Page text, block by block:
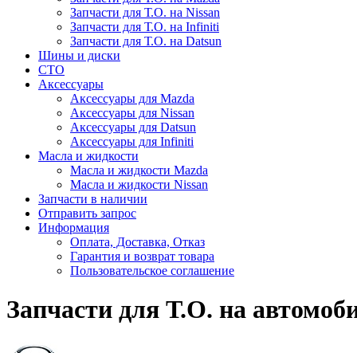
Запчасти для Т.О. на Nissan
Запчасти для Т.О. на Infiniti
Запчасти для Т.О. на Datsun
Шины и диски
СТО
Аксессуары
Аксессуары для Mazda
Аксессуары для Nissan
Аксессуары для Datsun
Аксессуары для Infiniti
Масла и жидкости
Масла и жидкости Mazda
Масла и жидкости Nissan
Запчасти в наличии
Отправить запрос
Информация
Оплата, Доставка, Отказ
Гарантия и возврат товара
Пользовательское соглашение
Запчасти для Т.О. на